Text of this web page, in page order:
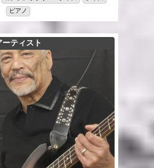
ピアノ
ーティスト